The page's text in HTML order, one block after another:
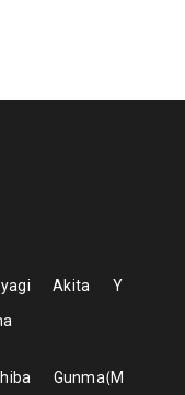
Akita
Y
Gunma M